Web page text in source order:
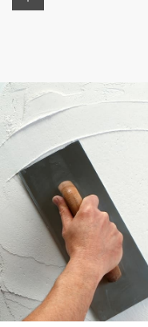
unterliegen strengsten
lautet unser Anspruch,
regionalen
Produkte und Konzepte
und die Produktivität
Die Zufriedenheit
Auf dieses
Produkte. Gleichzeitig
charakteristische
Markt ein
Renovierung, das für
Baixens bürgt.